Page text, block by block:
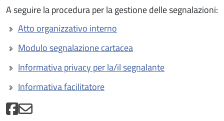
A seguire la procedura per la gestione delle segnalazioni:
Atto organizzativo interno
Modulo segnalazione cartacea
Informativa privacy per la/il segnalante
Informativa facilitatore